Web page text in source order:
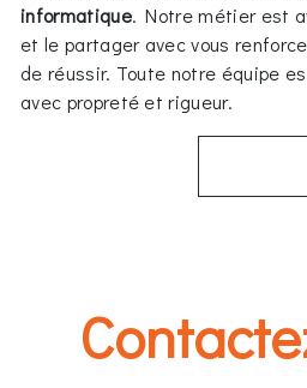
informatique. Notre métier est
et le partager avec vous
de réussir. Toute notre équipe
avec propreté et rigueur.